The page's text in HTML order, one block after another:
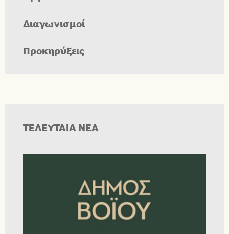
Διαγωνισμοί
Προκηρύξεις
ΤΕΛΕΥΤΑΙΑ ΝΕΑ